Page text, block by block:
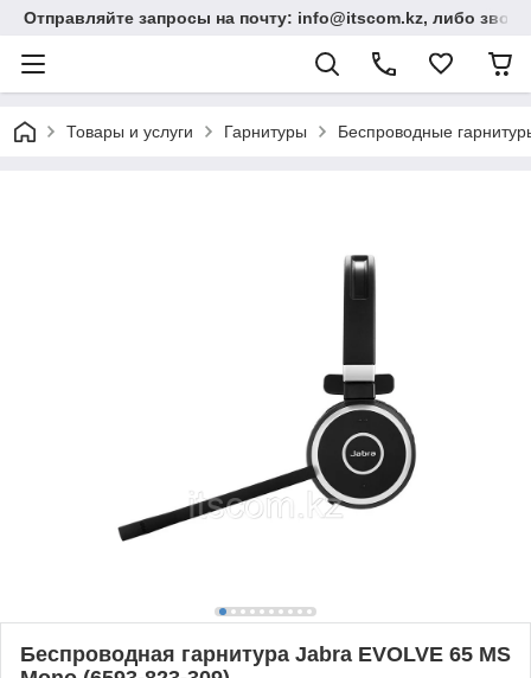
Отправляйте запросы на почту: info@itscom.kz, либо
Товары и услуги Гарнитуры Беспроводные
Беспроводная гарнитура Jabra EVOLVE 65 MS